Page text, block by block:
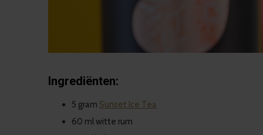
Ingrediënten:
5 gram Sunset Ice Tea
60 ml witte rum